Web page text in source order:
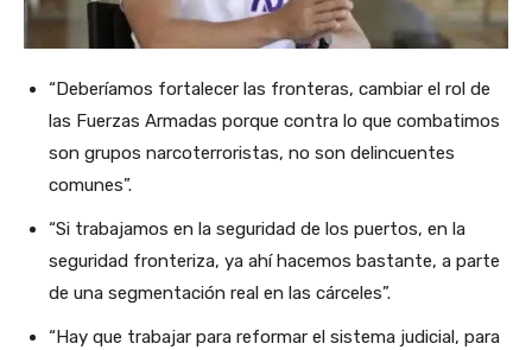
“Deberíamos fortalecer las fronteras, cambiar el rol de
las Fuerzas Armadas porque contra lo que combatimos
son grupos narcoterroristas, no son delincuentes
comunes”.
“Si trabajamos en la seguridad de los puertos, en la
seguridad fronteriza, ya ahí hacemos bastante, a parte
de una segmentación real en las cárceles”.
“Hay que trabajar para reformar el sistema judicial, para